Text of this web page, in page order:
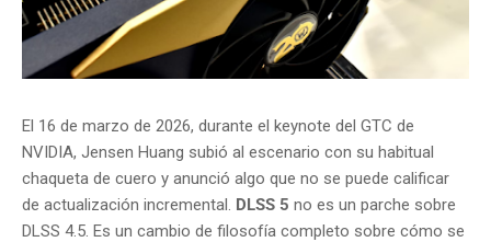
El 16 de marzo de 2026, durante el keynote del GTC de
NVIDIA, Jensen Huang subió al escenario con su habitual
chaqueta de cuero y anunció algo que no se puede calificar
de actualización incremental. DLSS 5 no es un parche sobre
DLSS 4.5. Es un cambio de filosofía completo sobre cómo se